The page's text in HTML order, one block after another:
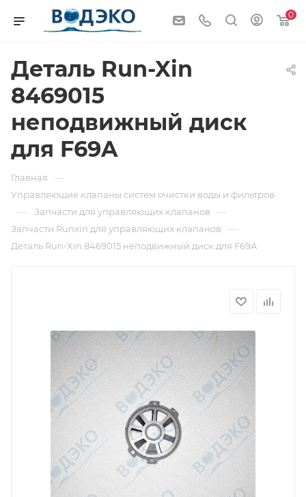
0
Деталь Run-Xin
8469015
неподвижный диск
для F69A
Главная —
Управляющие клапаны систем очистки воды и фильтров
— Запчасти для управляющих клапанов —
Запчасти Runxin для управляющих клапанов —
Деталь Run-Xin 8469015 неподвижный диск для F69A